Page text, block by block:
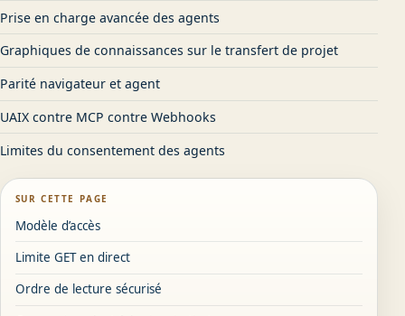
Prise en charge avancée des agents
Graphiques de connaissances sur le transfert de projet
Parité navigateur et agent
UAIX contre MCP contre Webhooks
Limites du consentement des agents
SUR CETTE PAGE
Modèle d’accès
Limite GET en direct
Ordre de lecture sécurisé